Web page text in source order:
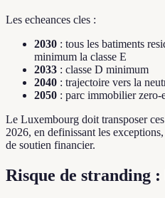
Les echeances cles :
2030 : tous les batiments
minimum la classe E
2033 : classe D minimum
2040 : trajectoire vers la
2050 : parc immobilier zero-
Le Luxembourg doit transposer
2026, en definissant les
de soutien financier.
Risque de stranding